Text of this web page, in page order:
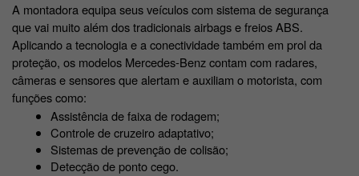
A montadora equipa seus veículos com sistema de segurança
que vai muito além dos tradicionais airbags e freios ABS.
Aplicando a tecnologia e a conectividade também em prol da
proteção, os modelos Mercedes-Benz contam com radares,
câmeras e sensores que alertam e auxiliam o motorista, com
funções como:
Assistência de faixa de rodagem;
Controle de cruzeiro adaptativo;
Sistemas de prevenção de colisão;
Detecção de ponto cego.